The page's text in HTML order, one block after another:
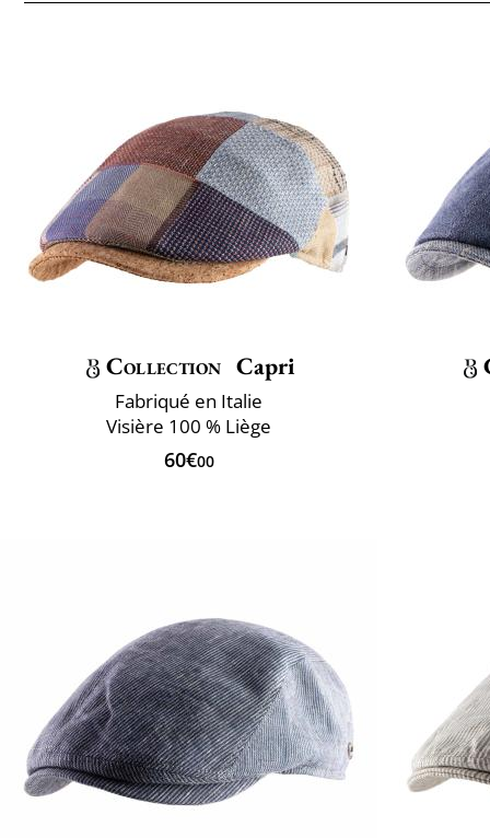
Collection Capri
Fabriqué en Italie
Visière 100 % Liège
60€00